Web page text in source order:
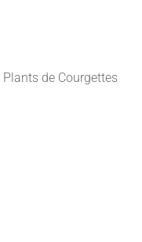
Plants de Courgettes